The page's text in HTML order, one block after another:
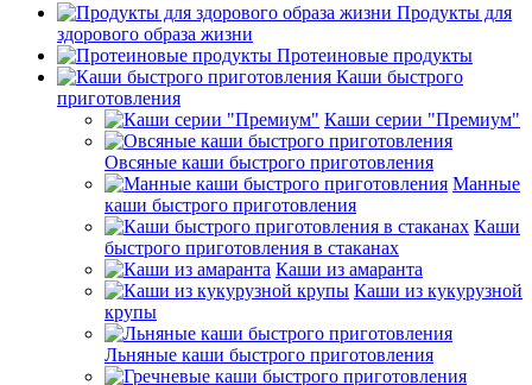
Продукты для
здорового образа жизни
Протеиновые продукты
Каши быстрого
приготовления
Каши серии "Премиум"
Овсяные каши быстрого приготовления
Манные
каши быстрого приготовления
Каши
быстрого приготовления в стаканах
Каши из амаранта
Каши из кукурузной
крупы
Льняные каши быстрого приготовления